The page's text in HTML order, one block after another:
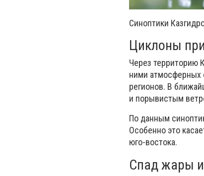
Синоптики
Циклоны
Через территорию
ними атмосферных
регионов. В
и порывистым
По данным
Особенно это
юго-востока.
Спад жары и